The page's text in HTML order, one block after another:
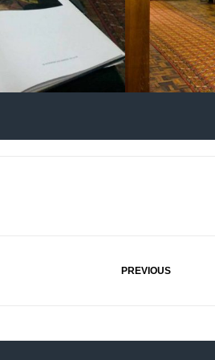
PREVIOUS